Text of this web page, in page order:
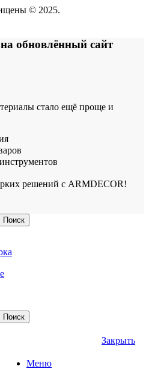
© 2025.
обновлённый сайт
стало ещё проще и
решений с ARMDECOR!
Поиск
Поиск
Закрыть
Меню